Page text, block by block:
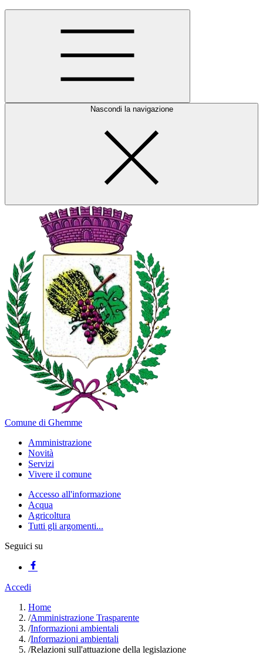
Nascondi la navigazione
Comune di Ghemme
Amministrazione
Novità
Servizi
Vivere il comune
Accesso all'informazione
Acqua
Agricoltura
Tutti gli argomenti...
Seguici su
Accedi
Home
/Amministrazione Trasparente
/Informazioni ambientali
/Informazioni ambientali
/Relazioni sull'attuazione della legislazione